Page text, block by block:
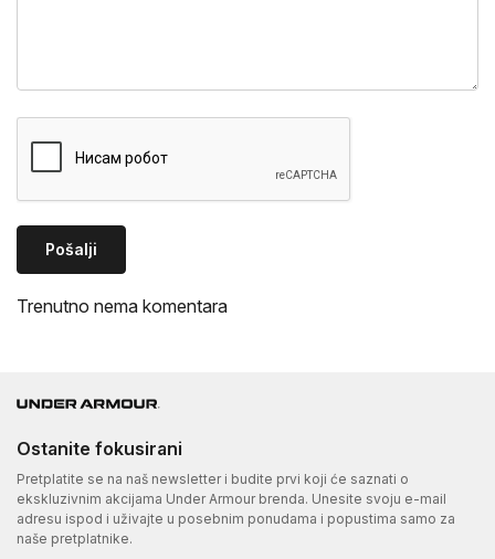
Pošalji
Trenutno nema komentara
Ostanite fokusirani
Pretplatite se na naš newsletter i budite prvi koji će saznati o
ekskluzivnim akcijama Under Armour brenda. Unesite svoju e-mail
adresu ispod i uživajte u posebnim ponudama i popustima samo za
naše pretplatnike.